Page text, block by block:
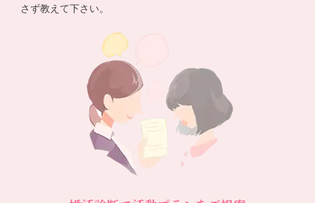
さず教えて下さい。